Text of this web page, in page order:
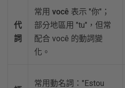
代
詞
常用 você 表示 "你"；
部分地區用 "tu"，但常
配合 você 的動詞變
化。
常用動名詞："Estou